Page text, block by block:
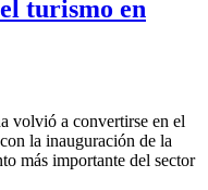
turismo en
volvió a convertirse en el
la inauguración de la
más importante del sector